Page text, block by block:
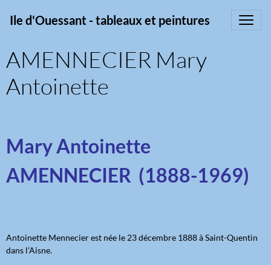
Ile d'Ouessant - tableaux et peintures
AMENNECIER Mary
Antoinette
Mary Antoinette
AMENNECIER (1888-1969)
Antoinette Mennecier est née le 23 décembre 1888 à Saint-Quentin
dans l’Aisne.